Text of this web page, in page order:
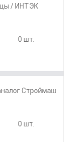
/ ИНТЭК
0 шт.
Строймаш
0 шт.